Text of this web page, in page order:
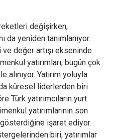
değişirken,
da yeniden tanımlanıyor.
değer artışı ekseninde
yatırımları, bugün çok
Yatırım yoluyla
küresel liderlerden biri
Türk yatırımcıların yurt
yatırımlarının son
işaret ediyor.
biri, yatırımlar